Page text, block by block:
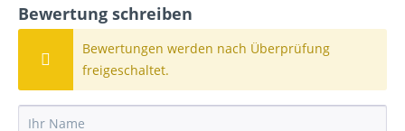
Bewertung schreiben
Bewertungen werden nach Überprüfung
freigeschaltet.